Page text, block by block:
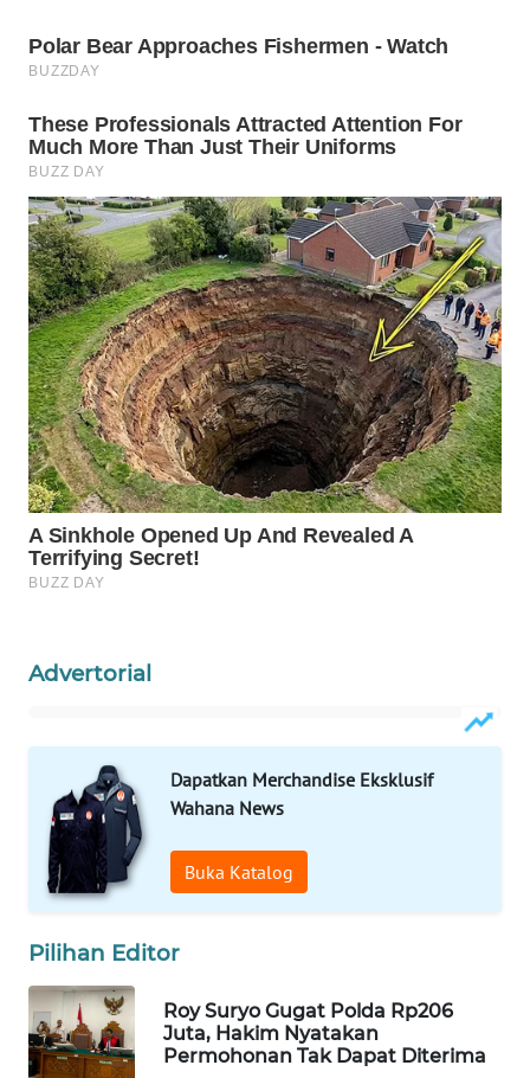
Advertorial
Dapatkan Merchandise Eksklusif
Wahana News
Buka Katalog
Pilihan Editor
Roy Suryo Gugat Polda Rp206
Juta, Hakim Nyatakan
Permohonan Tak Dapat Diterima
PRIANGAN
TIMUR
WN
SEMARANG
WN
SOLO
WN
BOROBUDUR
WN
MADURA
WN
SURABAYA
WN
NATUNA
BINTAN
WN
MANDALIKA
WN
LIKUPANG
WN
LABUANBAJO
WN
BORNEO